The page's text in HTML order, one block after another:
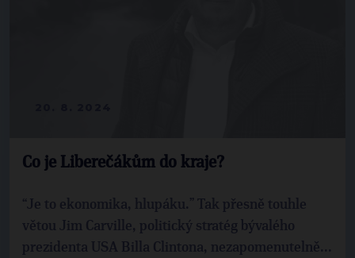
Co je Liberečákům do kraje?
“Je to ekonomika, hlupáku.” Tak přesně touhle
větou Jim Carville, politický stratég bývalého
prezidenta USA Billa Clintona, nezapomenutelně...